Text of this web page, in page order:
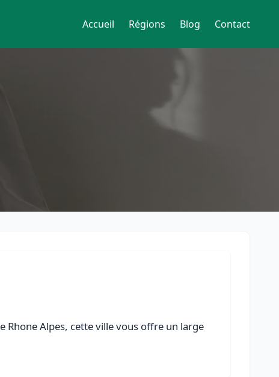
Accueil Régions Blog Contact
Rhone Alpes, cette ville vous offre un large